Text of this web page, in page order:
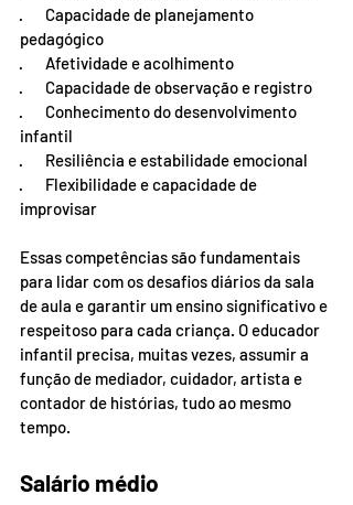
·       Capacidade de planejamento
pedagógico
·       Afetividade e acolhimento
·       Capacidade de observação e registro
·       Conhecimento do desenvolvimento
infantil
·       Resiliência e estabilidade emocional
·       Flexibilidade e capacidade de
improvisar
Essas competências são fundamentais
para lidar com os desafios diários da sala
de aula e garantir um ensino significativo e
respeitoso para cada criança. O educador
infantil precisa, muitas vezes, assumir a
função de mediador, cuidador, artista e
contador de histórias, tudo ao mesmo
tempo.
Salário médio